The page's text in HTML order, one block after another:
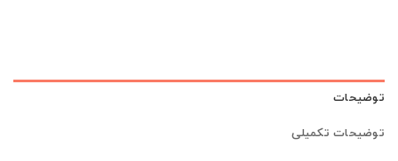
توضیحات
توضیحات تکمیلی